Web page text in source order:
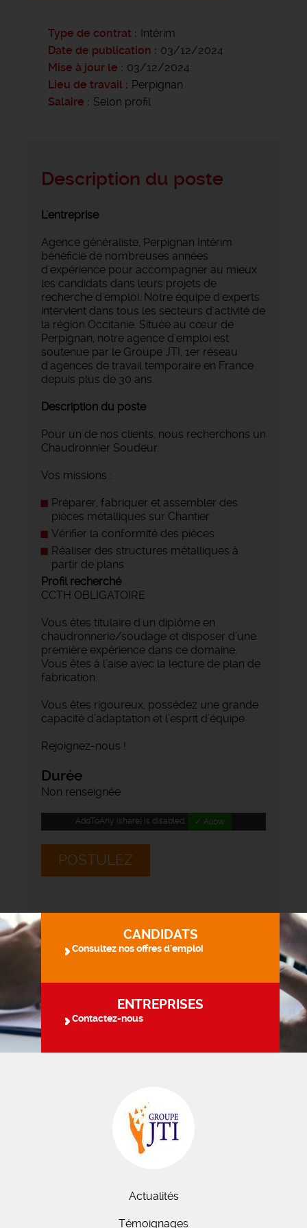
Type de contrat
Intérim
Date de publication
03/12/2024
Mise à jour le
03/12/2024
Lieu de travail
Perpignan
Salaire
Selon profil
Description du poste
L'entreprise
Agence généraliste, Perpignan Intérim
bénéficie de nombreuses années
d'expérience pour accompagner au mieux
les candidats dans leurs projets de
recherche d'emploi. Notre équipe d'experts
intervient dans tous les secteurs d'activité de
la région Occitanie. Située au cœur de
Perpignan, notre agence d'emploi est
soutenue par le Groupe JTI, 1er réseau
d'agences de travail temporaire en France
depuis plus de 30 ans.
Description du poste
Pour un de nos clients, nous recherchons un
Chaudronnier Soudeur.
Vos missions :
Préparer, fabriquer et assembler des
pièces métalliques sur Chantier
Vérifier la conformité des pièces
Réaliser des structures métalliques à
partir de plans
Profil recherché
CCTH OBLIGATOIRE
Vous êtes titulaire d'un diplôme en
chaudronnerie/soudage et disposer d’une
première expérience dans ce domaine.
Vous êtes à l’aise avec la lecture de plan de
fabrication.
Vous êtes rigoureux, possédez une grande
capacité d’adaptation et l’esprit d’équipe.
Rejoignez-nous !
Durée
Non renseignée
AddToAny (share) is disabled. ✓ Allow
POSTULEZ
CANDIDATS
Consultez nos offres d'emploi
ENTREPRISES
Contactez-nous
Actualités
Témoignages